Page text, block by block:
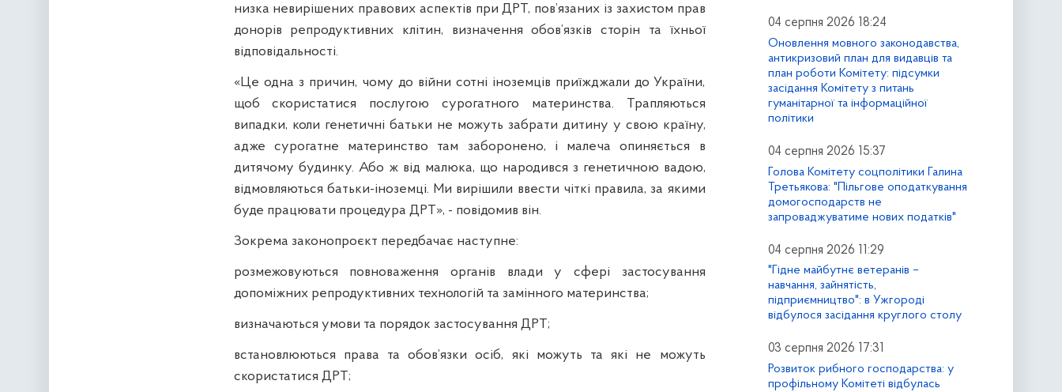
низка невирішених правових аспектів при ДРТ, пов’язаних із захистом прав
донорів репродуктивних клітин, визначення обов’язків сторін та їхньої
відповідальності.
«Це одна з причин, чому до війни сотні іноземців приїжджали до України,
щоб скористатися послугою сурогатного материнства. Трапляються
випадки, коли генетичні батьки не можуть забрати дитину у свою країну,
адже сурогатне материнство там заборонено, і малеча опиняється в
дитячому будинку. Або ж від малюка, що народився з генетичною вадою,
відмовляються батьки-іноземці. Ми вирішили ввести чіткі правила, за якими
буде працювати процедура ДРТ», - повідомив він.
Зокрема законопроєкт передбачає наступне:
розмежовуються повноваження органів влади у сфері застосування
допоміжних репродуктивних технологій та замінного материнства;
визначаються умови та порядок застосування ДРТ;
встановлюються права та обов’язки осіб, які можуть та які не можуть
скористатися ДРТ;
04 серпня 2026 18:24
Оновлення мовного законодавства,
антикризовий план для видавців та
план роботи Комітету: підсумки
засідання Комітету з питань
гуманітарної та інформаційної
політики
04 серпня 2026 15:37
Голова Комітету соцполітики Галина
Третьякова: "Пільгове оподаткування
домогосподарств не
запроваджуватиме нових податків"
04 серпня 2026 11:29
"Гідне майбутнє ветеранів –
навчання, зайнятість,
підприємництво": в Ужгороді
відбулося засідання круглого столу
03 серпня 2026 17:31
Розвиток рибного господарства: у
профільному Комітеті відбулась